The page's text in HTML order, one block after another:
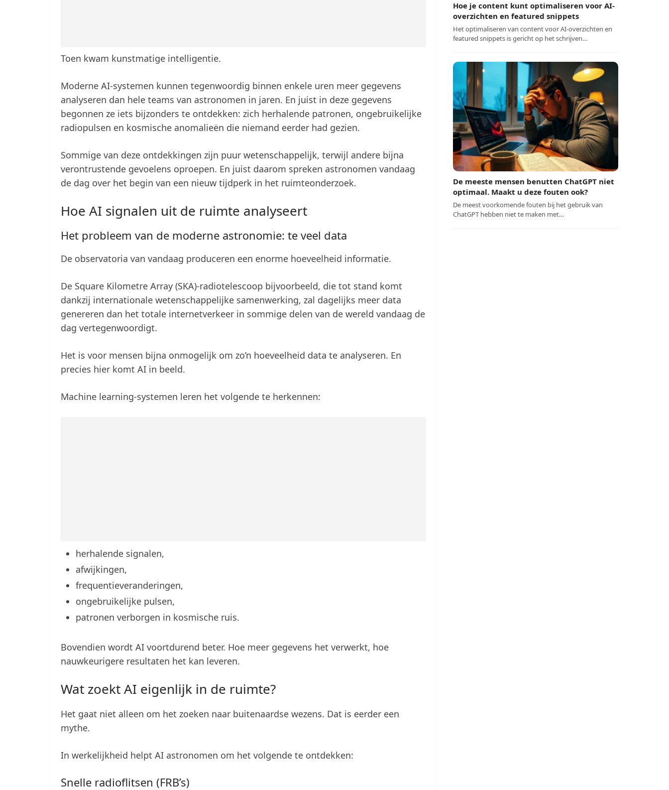
Toen kwam kunstmatige intelligentie.
Moderne AI-systemen kunnen tegenwoordig binnen enkele uren meer gegevens
analyseren dan hele teams van astronomen in jaren. En juist in deze gegevens
begonnen ze iets bijzonders te ontdekken: zich herhalende patronen, ongebruikelijke
radiopulsen en kosmische anomalieën die niemand eerder had gezien.
Sommige van deze ontdekkingen zijn puur wetenschappelijk, terwijl andere bijna
verontrustende gevoelens oproepen. En juist daarom spreken astronomen vandaag
de dag over het begin van een nieuw tijdperk in het ruimteonderzoek.
Hoe AI signalen uit de ruimte analyseert
Het probleem van de moderne astronomie: te veel data
De observatoria van vandaag produceren een enorme hoeveelheid informatie.
De Square Kilometre Array (SKA)-radiotelescoop bijvoorbeeld, die tot stand komt
dankzij internationale wetenschappelijke samenwerking, zal dagelijks meer data
genereren dan het totale internetverkeer in sommige delen van de wereld vandaag de
dag vertegenwoordigt.
Het is voor mensen bijna onmogelijk om zo’n hoeveelheid data te analyseren. En
precies hier komt AI in beeld.
Machine learning-systemen leren het volgende te herkennen:
herhalende signalen,
afwijkingen,
frequentieveranderingen,
ongebruikelijke pulsen,
patronen verborgen in kosmische ruis.
Bovendien wordt AI voortdurend beter. Hoe meer gegevens het verwerkt, hoe
nauwkeurigere resultaten het kan leveren.
Wat zoekt AI eigenlijk in de ruimte?
Het gaat niet alleen om het zoeken naar buitenaardse wezens. Dat is eerder een
mythe.
In werkelijkheid helpt AI astronomen om het volgende te ontdekken:
Snelle radioflitsen (FRB’s)
Hoe je content kunt optimaliseren voor AI-
overzichten en featured snippets
Het optimaliseren van content voor AI-overzichten en
featured snippets is gericht op het schrijven…
De meeste mensen benutten ChatGPT niet
optimaal. Maakt u deze fouten ook?
De meest voorkomende fouten bij het gebruik van
ChatGPT hebben niet te maken met…